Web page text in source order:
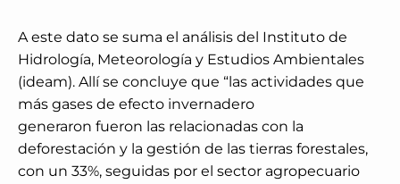
A este dato se suma el análisis del Instituto de
Hidrología, Meteorología y Estudios Ambientales
(ideam). Allí se concluye que “las actividades que
más gases de efecto invernadero
generaron fueron las relacionadas con la
deforestación y la gestión de las tierras forestales,
con un 33%, seguidas por el sector agropecuario